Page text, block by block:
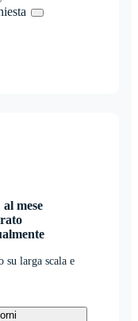
mese
su larga scala e